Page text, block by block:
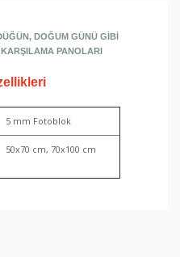
DOĞUM GÜNÜ GİBİ
PANOLARI
5 mm Fotoblok
50x70 cm, 70x100 cm